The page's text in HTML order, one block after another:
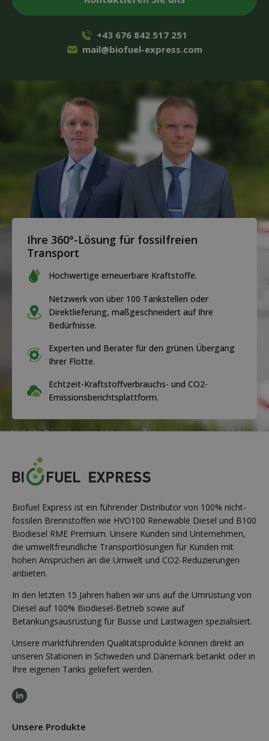
Ihre 360°-Lösung für fossilfreien
Transport
Hochwertige erneuerbare Kraftstoffe.
Netzwerk von über 100 Tankstellen oder
Direktlieferung, maßgeschneidert auf Ihre
Bedürfnisse.
Experten und Berater für den grünen Übergang
Ihrer Flotte.
Echtzeit-Kraftstoffverbrauchs- und CO2-
Emissionsberichtsplattform.
+43 676 842 517 251
mail@biofuel-express.com
Biofuel Express ist ein führender Distributor von 100% nicht-
fossilen Brennstoffen wie HVO100 Renewable Diesel und B100
Biodiesel RME Premium. Unsere Kunden sind Unternehmen,
die umweltfreundliche Transportlösungen für Kunden mit
hohen Ansprüchen an die Umwelt und CO2-Reduzierungen
anbieten.
In den letzten 15 Jahren haben wir uns auf die Umrüstung von
Diesel auf 100% Biodiesel-Betrieb sowie auf
Betankungsausrüstung für Busse und Lastwagen spezialisiert.
Unsere marktführenden Qualitätsprodukte können direkt an
unseren Stationen in Schweden und Dänemark betankt oder in
Ihre eigenen Tanks geliefert werden.
Unsere Produkte